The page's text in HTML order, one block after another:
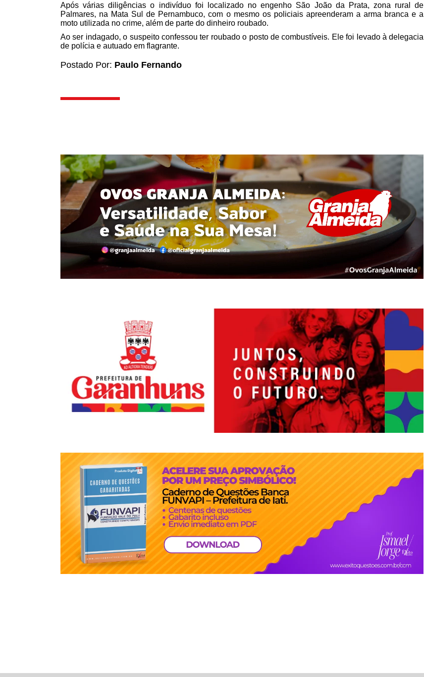
Após várias diligências o indivíduo foi localizado no engenho São João da Prata, zona rural de
Palmares, na Mata Sul de Pernambuco, com o mesmo os policiais apreenderam a arma branca e a
moto utilizada no crime, além de parte do dinheiro roubado.
Ao ser indagado, o suspeito confessou ter roubado o posto de combustíveis. Ele foi levado à delegacia
de polícia e autuado em flagrante.
Postado Por: Paulo Fernando